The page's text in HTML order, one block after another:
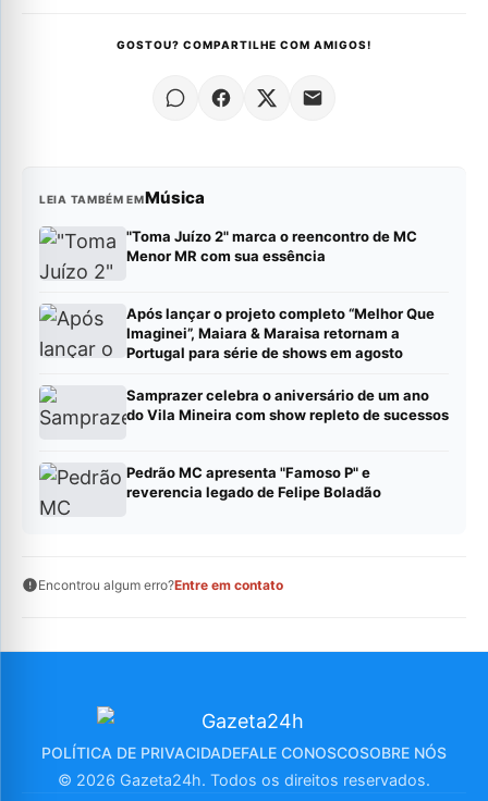
GOSTOU? COMPARTILHE COM AMIGOS!
LEIA TAMBÉM EMMúsica
"Toma Juízo 2" marca o reencontro de MC
Menor MR com sua essência
Após lançar o projeto completo “Melhor Que
Imaginei”, Maiara & Maraisa retornam a
Portugal para série de shows em agosto
Samprazer celebra o aniversário de um ano
do Vila Mineira com show repleto de sucessos
Pedrão MC apresenta "Famoso P" e
reverencia legado de Felipe Boladão
Encontrou algum erro?Entre em contato
POLÍTICA DE PRIVACIDADEFALE CONOSCOSOBRE NÓS
© 2026 Gazeta24h. Todos os direitos reservados.